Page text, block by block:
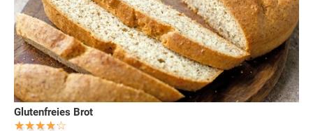
Glutenfreies Brot